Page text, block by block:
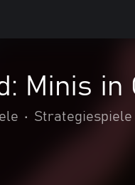
Minis in
• Strategiespiele